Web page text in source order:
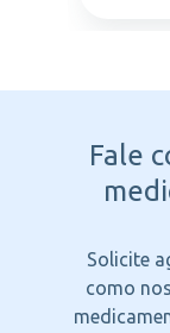
Fale
Solicite
como